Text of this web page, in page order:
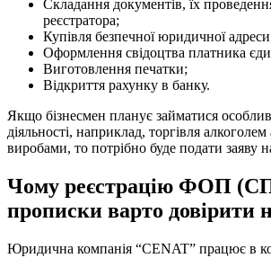
Сюди входить:
Складання документів, їх
реєстратора;
Купівля безпечної юридичної адреси;
Оформлення свідоцтва платника
Відкриття рахунку в банку.
Якщо бізнесмен планує займатися
виробами, то потрібно буде подати заяву
Чому реєстрацію ФОП
прописки варто довірити